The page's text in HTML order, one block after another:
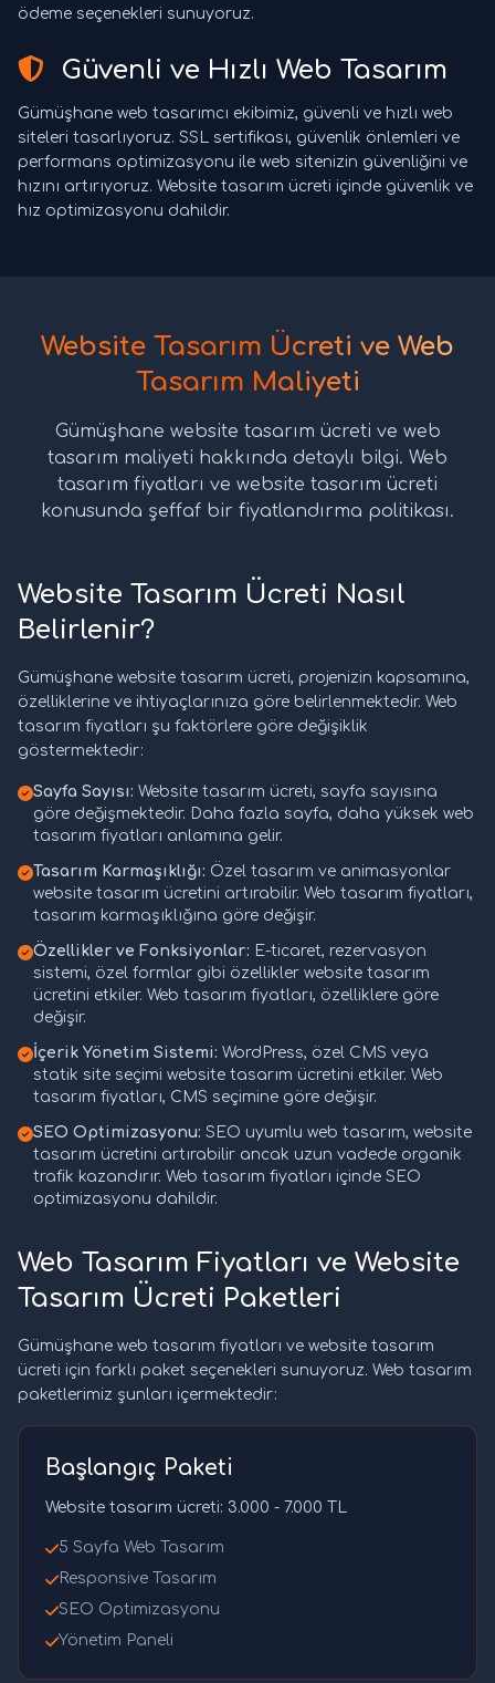
ödeme seçenekleri sunuyoruz.
Güvenli ve Hızlı Web Tasarım
Gümüşhane web tasarımcı ekibimiz, güvenli ve hızlı web
siteleri tasarlıyoruz. SSL sertifikası, güvenlik önlemleri ve
performans optimizasyonu ile web sitenizin güvenliğini ve
hızını artırıyoruz. Website tasarım ücreti içinde güvenlik ve
hız optimizasyonu dahildir.
Website Tasarım Ücreti ve Web
Tasarım Maliyeti
Gümüşhane website tasarım ücreti ve web
tasarım maliyeti hakkında detaylı bilgi. Web
tasarım fiyatları ve website tasarım ücreti
konusunda şeffaf bir fiyatlandırma politikası.
Website Tasarım Ücreti Nasıl
Belirlenir?
Gümüşhane website tasarım ücreti, projenizin kapsamına,
özelliklerine ve ihtiyaçlarınıza göre belirlenmektedir. Web
tasarım fiyatları şu faktörlere göre değişiklik
göstermektedir:
Sayfa Sayısı: Website tasarım ücreti, sayfa sayısına
göre değişmektedir. Daha fazla sayfa, daha yüksek web
tasarım fiyatları anlamına gelir.
Tasarım Karmaşıklığı: Özel tasarım ve animasyonlar
website tasarım ücretini artırabilir. Web tasarım fiyatları,
tasarım karmaşıklığına göre değişir.
Özellikler ve Fonksiyonlar: E-ticaret, rezervasyon
sistemi, özel formlar gibi özellikler website tasarım
ücretini etkiler. Web tasarım fiyatları, özelliklere göre
değişir.
İçerik Yönetim Sistemi: WordPress, özel CMS veya
statik site seçimi website tasarım ücretini etkiler. Web
tasarım fiyatları, CMS seçimine göre değişir.
SEO Optimizasyonu: SEO uyumlu web tasarım, website
tasarım ücretini artırabilir ancak uzun vadede organik
trafik kazandırır. Web tasarım fiyatları içinde SEO
optimizasyonu dahildir.
Web Tasarım Fiyatları ve Website
Tasarım Ücreti Paketleri
Gümüşhane web tasarım fiyatları ve website tasarım
ücreti için farklı paket seçenekleri sunuyoruz. Web tasarım
paketlerimiz şunları içermektedir:
Başlangıç Paketi
Website tasarım ücreti: 3.000 - 7.000 TL
5 Sayfa Web Tasarım
Responsive Tasarım
SEO Optimizasyonu
Yönetim Paneli